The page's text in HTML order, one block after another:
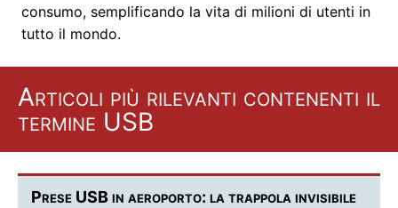
consumo, semplificando la vita di milioni di utenti in
tutto il mondo.
Articoli più rilevanti contenenti il
termine USB
Prese USB in aeroporto: la trappola invisibile